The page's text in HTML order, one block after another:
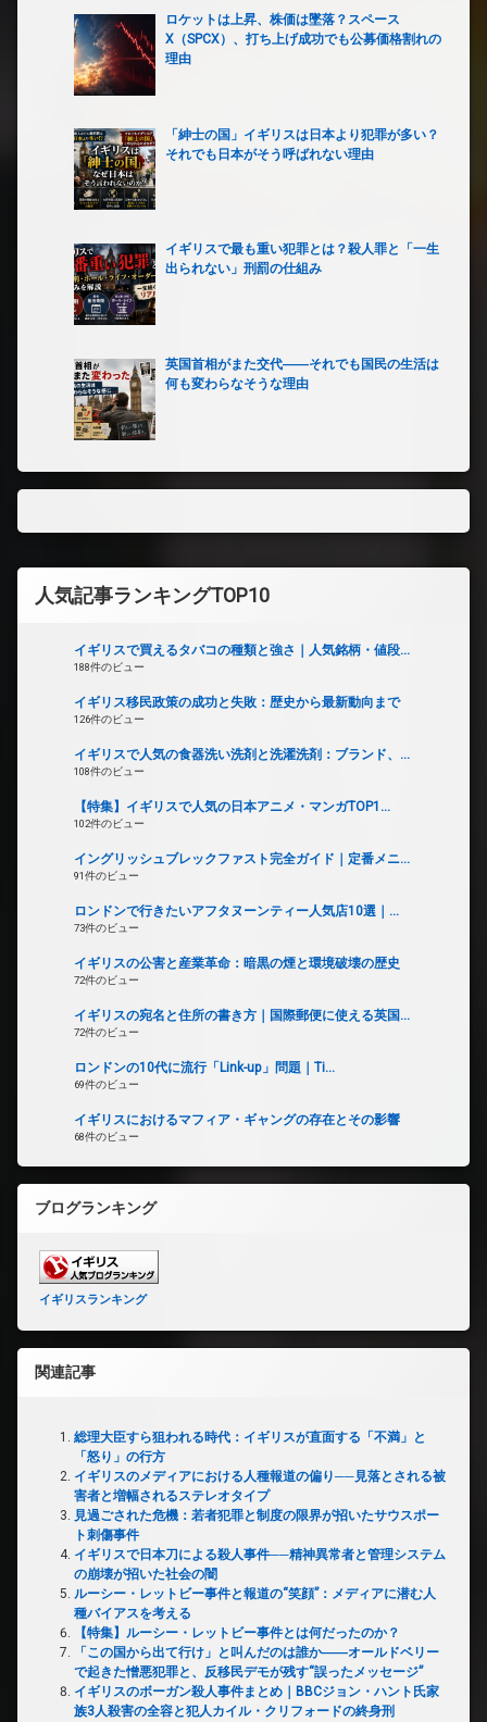
ロケットは上昇、株価は墜落？スペース
X（SPCX）、打ち上げ成功でも公募価格割れの
理由
「紳士の国」イギリスは日本より犯罪が多い？
それでも日本がそう呼ばれない理由
イギリスで最も重い犯罪とは？殺人罪と「一生
出られない」刑罰の仕組み
英国首相がまた交代――それでも国民の生活は
何も変わらなそうな理由
人気記事ランキングTOP10
イギリスで買えるタバコの種類と強さ｜人気銘柄・値段...
188件のビュー
イギリス移民政策の成功と失敗：歴史から最新動向まで
126件のビュー
イギリスで人気の食器洗い洗剤と洗濯洗剤：ブランド、...
108件のビュー
【特集】イギリスで人気の日本アニメ・マンガTOP1...
102件のビュー
イングリッシュブレックファスト完全ガイド｜定番メニ...
91件のビュー
ロンドンで行きたいアフタヌーンティー人気店10選｜...
73件のビュー
イギリスの公害と産業革命：暗黒の煙と環境破壊の歴史
72件のビュー
イギリスの宛名と住所の書き方｜国際郵便に使える英国...
72件のビュー
ロンドンの10代に流行「Link-up」問題｜Ti...
69件のビュー
イギリスにおけるマフィア・ギャングの存在とその影響
68件のビュー
ブログランキング
イギリスランキング
関連記事
総理大臣すら狙われる時代：イギリスが直面する「不満」と
「怒り」の行方
イギリスのメディアにおける人種報道の偏り──見落とされる被
害者と増幅されるステレオタイプ
見過ごされた危機：若者犯罪と制度の限界が招いたサウスポー
ト刺傷事件
イギリスで日本刀による殺人事件──精神異常者と管理システム
の崩壊が招いた社会の闇
ルーシー・レットビー事件と報道の“笑顔”：メディアに潜む人
種バイアスを考える
【特集】ルーシー・レットビー事件とは何だったのか？
「この国から出て行け」と叫んだのは誰か――オールドベリー
で起きた憎悪犯罪と、反移民デモが残す“誤ったメッセージ”
イギリスのボーガン殺人事件まとめ｜BBCジョン・ハント氏家
族3人殺害の全容と犯人カイル・クリフォードの終身刑